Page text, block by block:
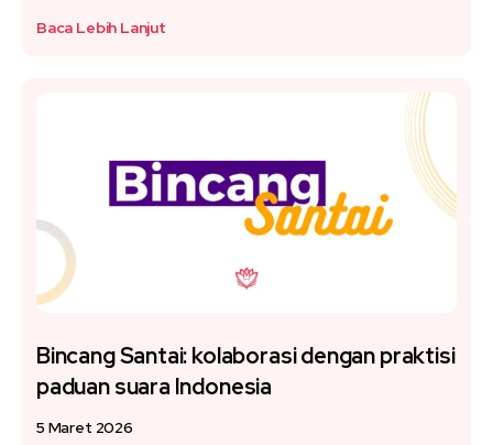
Baca Lebih Lanjut
Bincang Santai: kolaborasi dengan praktisi
paduan suara Indonesia
5 Maret 2026